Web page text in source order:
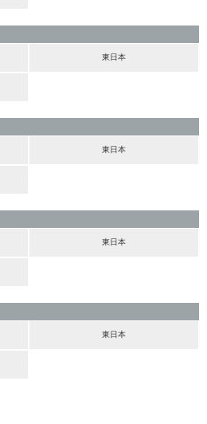
東日本
東日本
東日本
東日本